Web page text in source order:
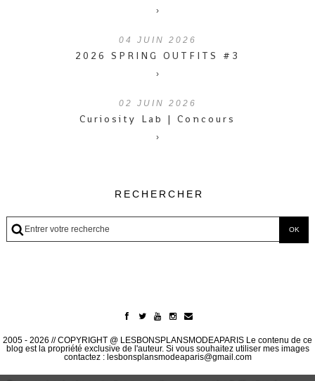
›
04 JUIN 2026
2026 SPRING OUTFITS #3
›
02 JUIN 2026
Curiosity Lab | Concours
›
RECHERCHER
2005 - 2026 // COPYRIGHT @ LESBONSPLANSMODEAPARIS Le contenu de ce
blog est la propriété exclusive de l'auteur. Si vous souhaitez utiliser mes images
contactez : lesbonsplansmodeaparis@gmail.com